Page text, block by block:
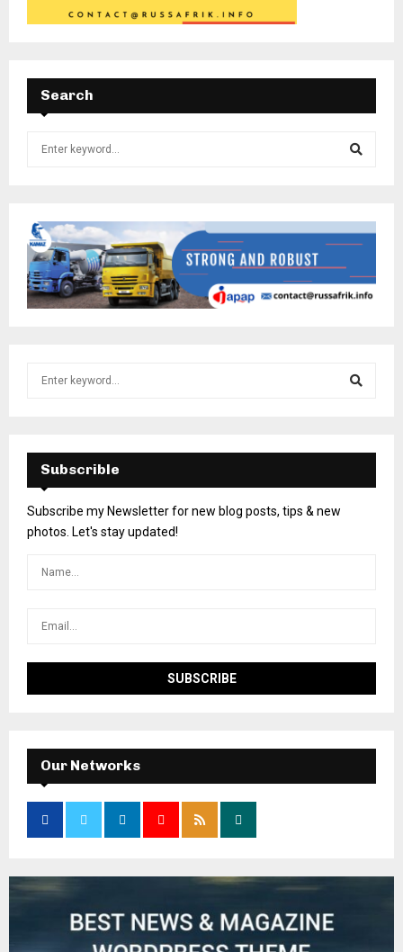
Search
Subscrible
Subscribe my Newsletter for new blog posts, tips & new
photos. Let's stay updated!
Our Networks